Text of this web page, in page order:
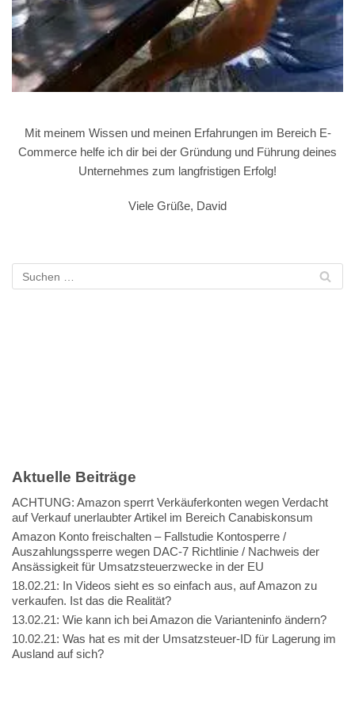
Mit meinem Wissen und meinen Erfahrungen im Bereich E-
Commerce helfe ich dir bei der Gründung und Führung deines
Unternehmes zum langfristigen Erfolg!
Viele Grüße, David
Aktuelle Beiträge
ACHTUNG: Amazon sperrt Verkäuferkonten wegen Verdacht
auf Verkauf unerlaubter Artikel im Bereich Canabiskonsum
Amazon Konto freischalten – Fallstudie Kontosperre /
Auszahlungssperre wegen DAC-7 Richtlinie / Nachweis der
Ansässigkeit für Umsatzsteuerzwecke in der EU
18.02.21: In Videos sieht es so einfach aus, auf Amazon zu
verkaufen. Ist das die Realität?
13.02.21: Wie kann ich bei Amazon die Varianteninfo ändern?
10.02.21: Was hat es mit der Umsatzsteuer-ID für Lagerung im
Ausland auf sich?